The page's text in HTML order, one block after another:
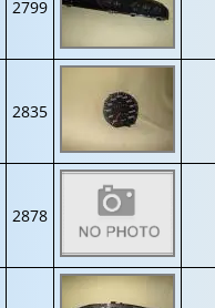
2799
2835
2878